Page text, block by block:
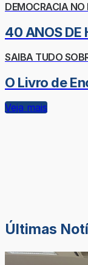
DEMOCRACIA NO
40 ANOS DE
SAIBA TUDO
O Livro de
Veja mais
Últimas